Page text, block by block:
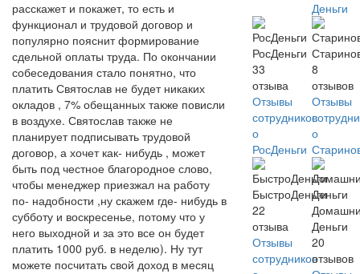
расскажет и покажет, то есть и
функционал и трудовой договор и
популярно пояснит формирование
сдельной оплаты труда. По окончании
собеседования стало понятно, что
платить Святослав не будет никаких
окладов , 7% обещанных также повисли
в воздухе. Святослав также не
планирует подписывать трудовой
договор, а хочет как- нибудь , может
быть под честное благородное слово,
чтобы менеджер приезжал на работу
по- надобности ,ну скажем где- нибудь в
субботу и воскресенье, потому что у
него выходной и за это все он будет
платить 1000 руб. в неделю). Ну тут
можете посчитать свой доход в месяц
Деньги
РосДеньги
33
отзыва
Отзывы
сотрудников
о
РосДеньги
8
отзывов
Отзывы
о
БыстроДеньги
22
отзыва
Отзывы
сотрудников
Деньги
20
отзывов